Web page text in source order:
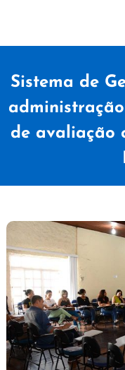
Sistema de
de avaliação